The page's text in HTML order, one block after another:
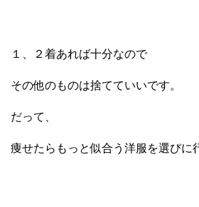
１、２着あれば十分なので
その他のものは捨てていいです。
だって、
痩せたらもっと似合う洋服を選びに